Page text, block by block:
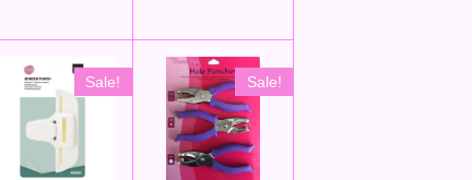
Sale! Sale!